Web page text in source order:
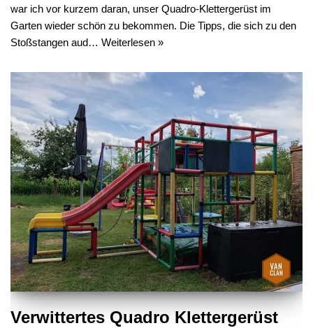
war ich vor kurzem daran, unser Quadro-Klettergerüst im
Garten wieder schön zu bekommen. Die Tipps, die sich zu den
Stoßstangen aud… Weiterlesen »
Verwittertes Quadro Klettergerüst